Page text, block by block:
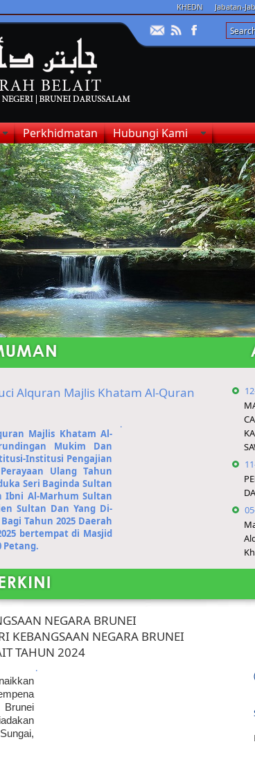
KHEDN Jabatan-
Perkhidmatan Hubungi Kami
Alquran Majlis Khatam Al-Quran
Majlis Khatam Al-
Mukim Dan
Institusi Pengajian
Ulang Tahun
Seri Baginda Sultan
Ibni Al-Marhum Sultan
Sultan Dan Yang Di-
Tahun 2025 Daerah
bertempat di Masjid
Petang.
​.
NEGARA BRUNEI
KEBANGSAAN NEGARA BRUNEI
TAHUN 2024
​.